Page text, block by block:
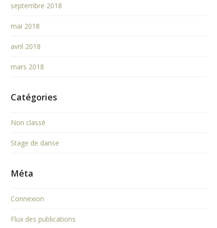
septembre 2018
mai 2018
avril 2018
mars 2018
Catégories
Non classé
Stage de danse
Méta
Connexion
Flux des publications